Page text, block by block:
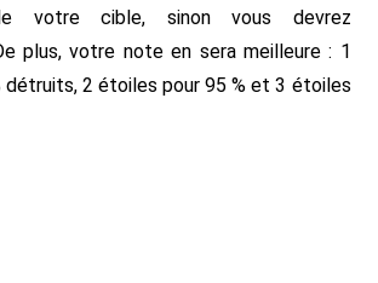
votre cible, sinon vous devrez
plus, votre note en sera meilleure : 1
détruits, 2 étoiles pour 95 % et 3 étoiles